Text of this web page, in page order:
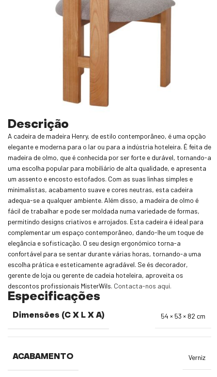
Descrição
A cadeira de madeira Henry, de estilo contemporâneo, é uma opção
elegante e moderna para o lar ou para a indústria hoteleira. É feita de
madeira de olmo, que é conhecida por ser forte e durável, tornando-a
uma escolha popular para mobiliário de alta qualidade, e apresenta
um assento e encosto estofados. Com as suas linhas simples e
minimalistas, acabamento suave e cores neutras, esta cadeira
adequa-se a qualquer ambiente. Além disso, a madeira de olmo é
fácil de trabalhar e pode ser moldada numa variedade de formas,
permitindo designs criativos e arrojados. Esta cadeira é ideal para
complementar um espaço contemporâneo, dando-lhe um toque de
elegância e sofisticação. O seu design ergonómico torna-a
confortável para se sentar durante várias horas, tornando-a uma
escolha prática e esteticamente agradável. Se és decorador,
gerente de loja ou gerente de cadeia hoteleira, aproveita os
descontos profissionais MisterWils. Contacta-nos aqui.
Especificações
Dimensões (C X L X A) 54 × 53 × 82 cm
ACABAMENTO Verniz